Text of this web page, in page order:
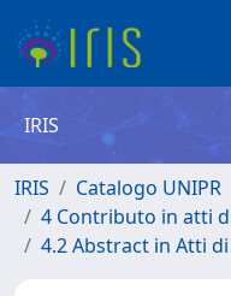
IRIS
IRIS
Catalogo UNIPR
4 Contributo in atti
4.2 Abstract in Atti